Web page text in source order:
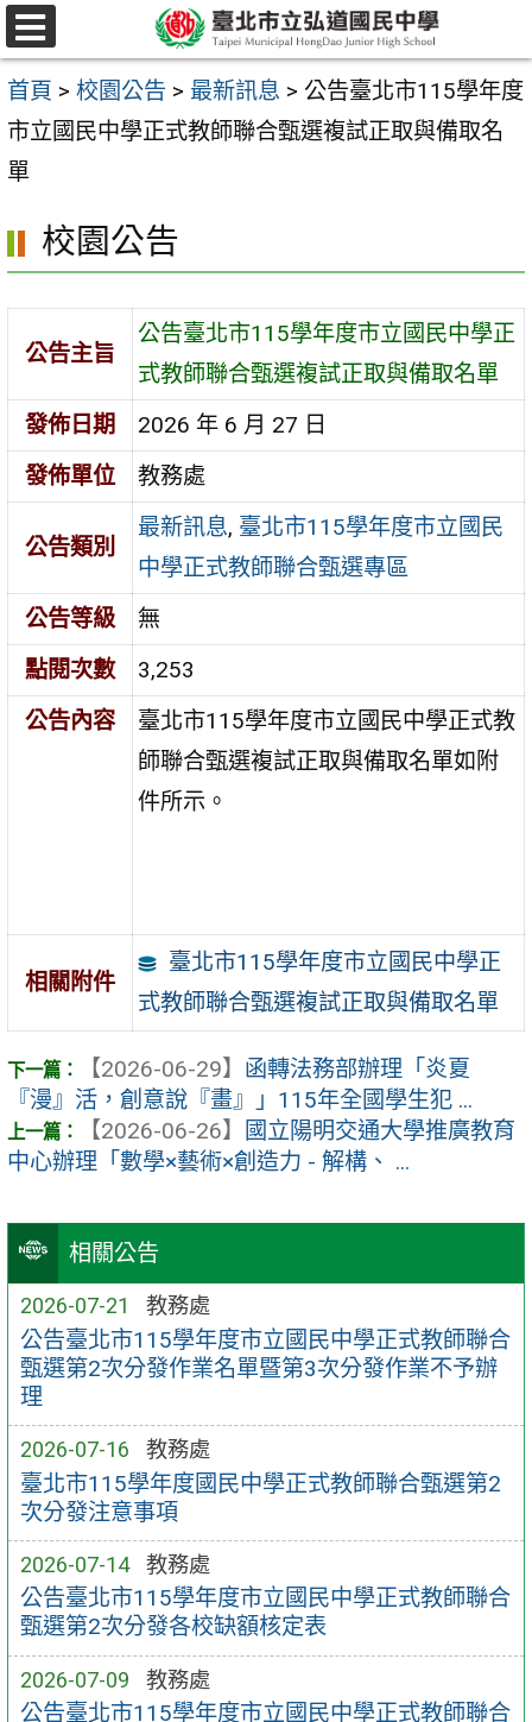
跳
至
主
要
內
區
選
單
首頁 > 校園公告 > 最新訊息 > 公告臺北市115學年度
市立國民中學正式教師聯合甄選複試正取與備取名
單
相關公告
2026-07-21 教務處
公告臺北市115學年度市立國民中學正式教師聯合
甄選第2次分發作業名單暨第3次分發作業不予辦
理
2026-07-16 教務處
臺北市115學年度國民中學正式教師聯合甄選第2
次分發注意事項
2026-07-14 教務處
公告臺北市115學年度市立國民中學正式教師聯合
甄選第2次分發各校缺額核定表
2026-07-09 教務處
公告臺北市115學年度市立國民中學正式教師聯合
校園公告
公告主旨
公告臺北市115學年度市立國民中學正
式教師聯合甄選複試正取與備取名單
發佈日期
2026 年 6 月 27 日
發佈單位
教務處
公告類別
最新訊息, 臺北市115學年度市立國民
中學正式教師聯合甄選專區
公告等級
無
點閱次數
3,253
公告內容
臺北市115學年度市立國民中學正式教
師聯合甄選複試正取與備取名單如附
件所示。
相關附件
臺北市115學年度市立國民中學正
式教師聯合甄選複試正取與備取名單
【2026-06-29】 函轉法務部辦理「炎夏
『漫』活，創意說『畫』」115年全國學生犯 ...
【2026-06-26】
國立陽明交通大學推廣教育
中心辦理「數學×藝術×創造力 - 解構、 ...